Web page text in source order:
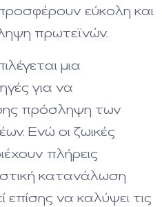
εύκολη και
πρωτεϊνών.
μια
για να
πρόσληψη των
Ενώ οι ζωικές
πλήρεις
κατανάλωση
επίσης να καλύψει τις